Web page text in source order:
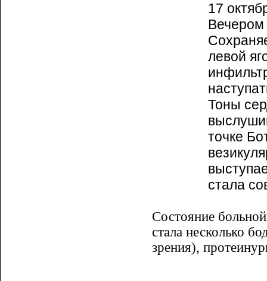
17
Вечером
левой
Тоны
точке
стала
Состояние
стала несколько
зрения),